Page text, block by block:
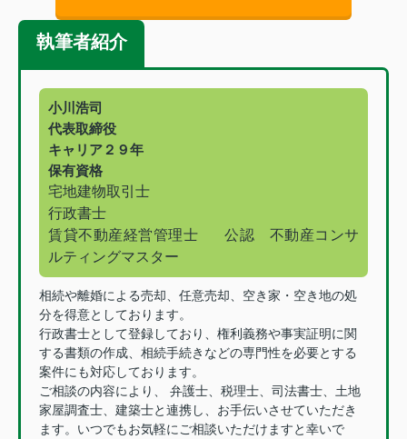
執筆者紹介
小川浩司
代表取締役
キャリア２９年
保有資格
宅地建物取引士
行政書士
賃貸不動産経営管理士
公認 不動産コンサ
ルティングマスター
相続や離婚による売却、任意売却、空き家・空き地の処
分を得意としております。
行政書士として登録しており、権利義務や事実証明に関
する書類の作成、相続手続きなどの専門性を必要とする
案件にも対応しております。
ご相談の内容により、 弁護士、税理士、司法書士、土地
家屋調査士、建築士と連携し、お手伝いさせていただき
ます。いつでもお気軽にご相談いただけますと幸いで